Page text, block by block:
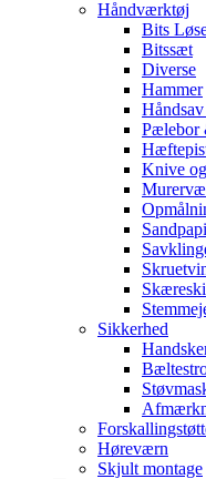
Håndværktøj
Bits
Bitssæt
Diverse
Hammer
Pælebor
Knive
Sikkerhed
Høreværn
Skjult montage